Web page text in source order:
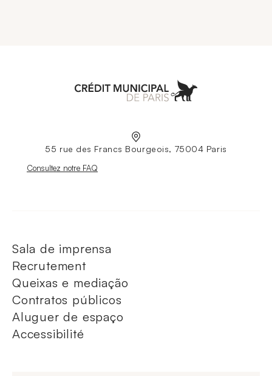
55 rue des Francs Bourgeois, 75004 Paris
Nouvelle fenêtre
Consultez notre FAQ
Sala de imprensa
Recrutement
Queixas e mediação
Contratos públicos
Aluguer de espaço
Accessibilité